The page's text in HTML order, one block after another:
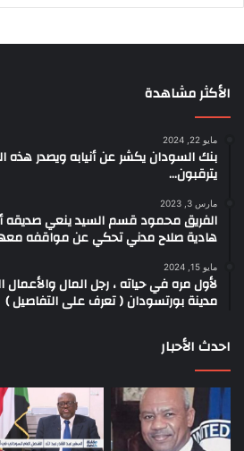
الأكثر مشاهدة
مايو 22, 2024
بنك السودان يكشر عن أنيابه ويصدر هذه
يترقبون…
مارس 3, 2023
الفريق محمود قسم السيد ينعي صديقه
هادية صلاح مدني تحكي عن مواقفه
مايو 15, 2024
لأول مره في حياته ، رجل المال والأعمال
مدينة بورتسودان ( تعرف على التفاصيل )
احدث الأحبار